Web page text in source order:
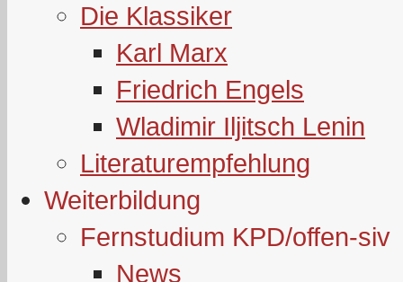
Die Klassiker
Karl Marx
Friedrich Engels
Wladimir Iljitsch Lenin
Literaturempfehlung
Weiterbildung
Fernstudium KPD/offen-siv
News